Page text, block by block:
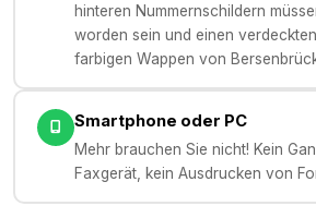
hinteren Nummernschildern
worden sein und einen
farbigen Wappen von
Smartphone oder PC
Mehr brauchen Sie nicht! Kein
Faxgerät, kein Ausdrucken von